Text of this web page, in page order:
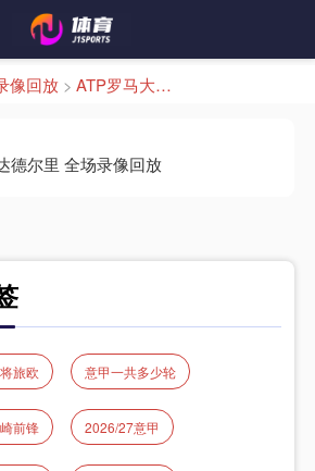
像回放 > ATP罗马大师赛男单第3轮
德尔里 全场录像回放
旅欧 意甲一共多少轮
前锋 2026/27意甲